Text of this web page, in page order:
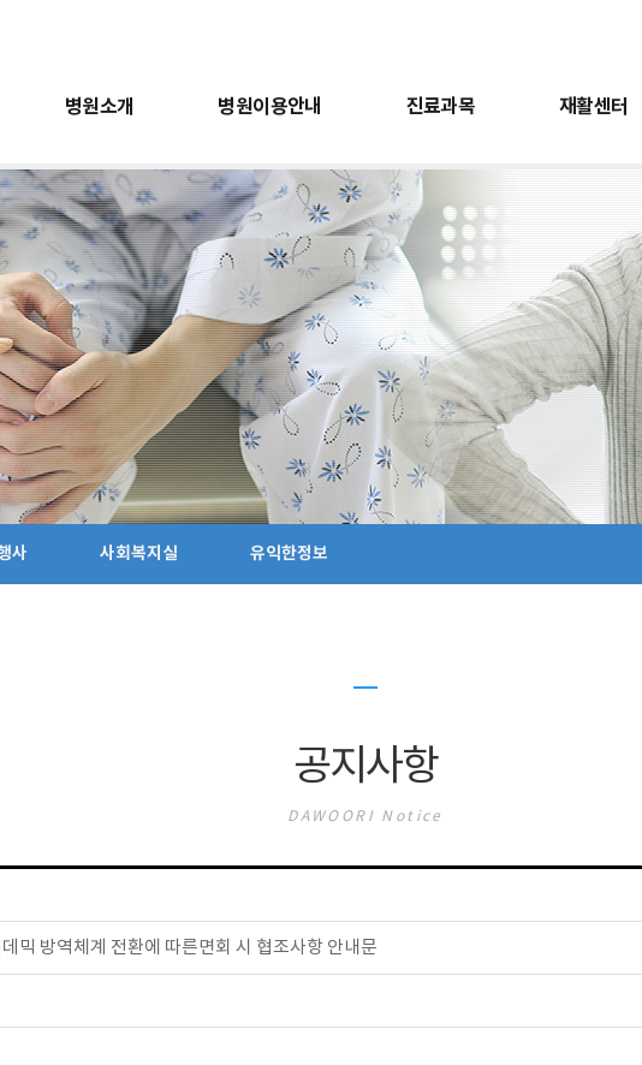
병원소개
미션과비전 의료진소개 층별안내 오시는길
병원이용안내
원안내 비급여항목안내
진료과목
과
재활센터
작업재활센터 도수치료센터 언어치료센터
장내시경 근골격계검진 근전도검사
행사 사회복지실 유익한정보
용안내
내
안내
항목안내
진료과목
재활의학과
내과
재활센터
운동재활센터
작업재활센터
도수치료센터
언어치료센터
소아치료센터
건강
건강검진
위/대장
근골격계
근전도검
사 사회복지실 유익한정보
공지사항
DAWOORI Notice
믹 방역체계 전환에 따른면회 시 협조사항 안내문